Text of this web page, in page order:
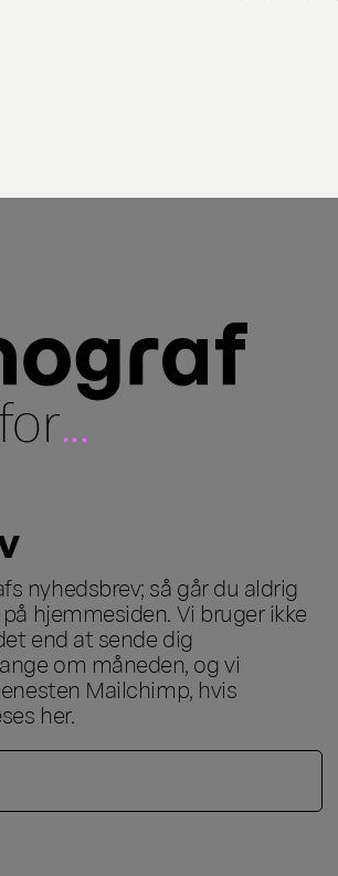
...
nyhedsbrev; så går du aldrig
hjemmesiden. Vi bruger ikke
end at sende dig
om måneden, og vi
Mailchimp, hvis
her.